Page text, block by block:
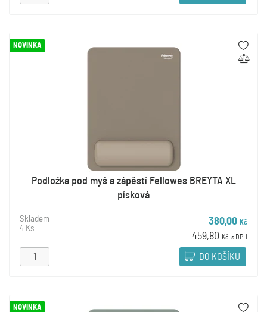
NOVINKA
Podložka pod myš a zápěstí Fellowes BREYTA XL
písková
Skladem
4 Ks
380,00 Kč
459,80 Kč s DPH
DO KOŠÍKU
NOVINKA